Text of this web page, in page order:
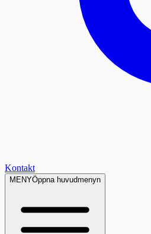
Kontakt
MENYÖppna huvudmenyn